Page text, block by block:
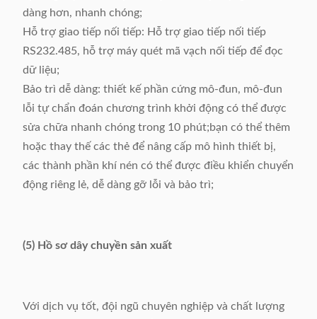
dàng hơn, nhanh chóng;
Hỗ trợ giao tiếp nối tiếp: Hỗ trợ giao tiếp nối tiếp
RS232.485, hỗ trợ máy quét mã vạch nối tiếp để đọc
dữ liệu;
Bảo trì dễ dàng: thiết kế phần cứng mô-đun, mô-đun
lỗi tự chẩn đoán chương trình khởi động có thể được
sửa chữa nhanh chóng trong 10 phút;bạn có thể thêm
hoặc thay thế các thẻ để nâng cấp mô hình thiết bị,
các thành phần khí nén có thể được điều khiển chuyển
động riêng lẻ, dễ dàng gỡ lỗi và bảo trì;
(5) Hồ sơ dây chuyền sản xuất
Với dịch vụ tốt, đội ngũ chuyên nghiệp và chất lượng